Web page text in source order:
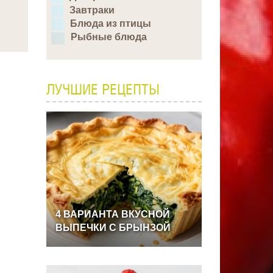
Завтраки
Блюда из птицы
Рыбные блюда
ЛУЧШИЕ РЕЦЕПТЫ
4ВАРИАНТА ВКУСНОЙ
ВЫПЕЧКИ С БРЫНЗОЙ